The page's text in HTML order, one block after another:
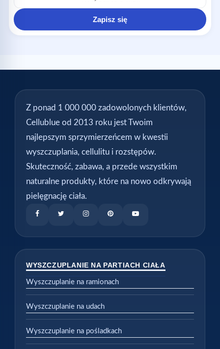
Zapisz się
Z ponad 1 000 000 zadowolonych klientów,
Cellublue od 2013 roku jest Twoim
najlepszym sprzymierzeńcem w kwestii
wyszczuplania, cellulitu i rozstępów.
Skuteczność, zabawa, a przede wszystkim
naturalne produkty, które na nowo odkrywają
pielęgnację ciała.
WYSZCZUPLANIE NA PARTIACH CIAŁA
Wyszczuplanie na ramionach
Wyszczuplanie na udach
Wyszczuplanie na pośladkach